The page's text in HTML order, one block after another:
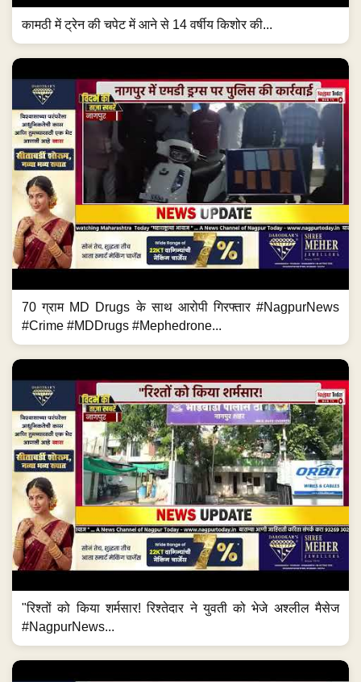
कामठी में ट्रेन की चपेट में आने से 14 वर्षीय किशोर की...
70 ग्राम MD Drugs के साथ आरोपी गिरफ्तार #NagpurNews
#Crime #MDDrugs #Mephedrone...
"रिश्तों को किया शर्मसार! रिश्तेदार ने युवती को भेजे अश्लील मैसेज
#NagpurNews...